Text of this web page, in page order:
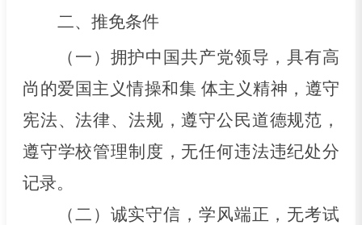
二、推免条件
（一）拥护中国共产党领导，具有高
尚的爱国主义情操和集 体主义精神，遵守
宪法、法律、法规，遵守公民道德规范，
遵守学校管理制度，无任何违法违纪处分
记录。
（二）诚实守信，学风端正，无考试